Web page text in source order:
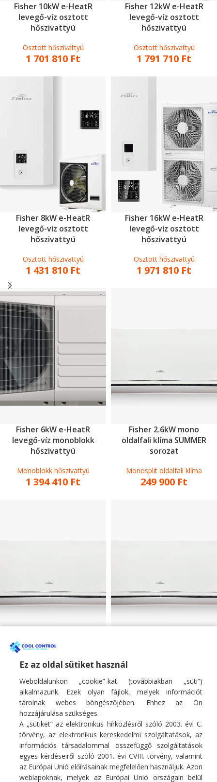
Fisher 10kW e-HeatR
levegő-víz osztott
hőszivattyú
Osztott hőszivattyú
1 701 810 Ft
Fisher 12kW e-HeatR
levegő-víz osztott
hőszivattyú
Osztott hőszivattyú
1 791 710 Ft
Fisher 8kW e-HeatR
levegő-víz osztott
hőszivattyú
Osztott hőszivattyú
1 431 810 Ft
Fisher 16kW e-HeatR
levegő-víz osztott
hőszivattyú
Osztott hőszivattyú
1 971 810 Ft
Fisher 6kW e-HeatR
levegő-víz monoblokk
hőszivattyú
Monoblokk hőszivattyú
1 394 410 Ft
Fisher 2.6kW mono
oldalfali klíma SUMMER
sorozat
Monosplit oldalfali klíma
249 900 Ft
Fisher 3.4kW mono
oldalfali klíma SUMMER
sorozat
Monosplit oldalfali klíma
266 900 Ft
Monosplit oldalfali klíma
406 900Ft
Fő profilunk hűtő/fűtő légkondicionáló berendezések, hőszivattyúk
értékesítése, szakszerű telepítése, karbantartása, tisztítása, javítása.
Ez az oldal sütiket használ
Weboldalunkon „cookie”-kat (továbbiakban „süti”)
alkalmazunk. Ezek olyan fájlok, melyek információt
tárolnak webes böngészőjében. Ehhez az Ön
hozzájárulása szükséges.
A „sütiket” az elektronikus hírközlésről szóló 2003. évi C.
törvény, az elektronikus kereskedelmi szolgáltatások, az
információs társadalommal összefüggő szolgáltatások
egyes kérdéseiről szóló 2001. évi CVIII. törvény, valamint
az Európai Unió előírásainak megfelelően használjuk. Azon
weblapoknak, melyek az Európai Unió országain belül